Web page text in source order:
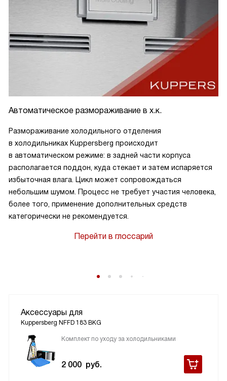
Автоматическое размораживание в х.к.
Размораживание холодильного отделения
в холодильниках Kuppersberg происходит
в автоматическом режиме: в задней части корпуса
располагается поддон, куда стекает и затем испаряется
избыточная влага. Цикл может сопровождаться
небольшим шумом. Процесс не требует участия человека,
более того, применение дополнительных средств
категорически не рекомендуется.
Перейти в глоссарий
Аксессуары для
Kuppersberg NFFD 183 BKG
Комплект по уходу за холодильниками
2 000 руб.